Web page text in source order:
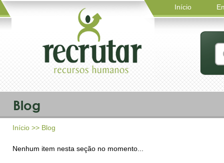
Início
Blog
Início >> Blog
Nenhum item nesta seção no momento...